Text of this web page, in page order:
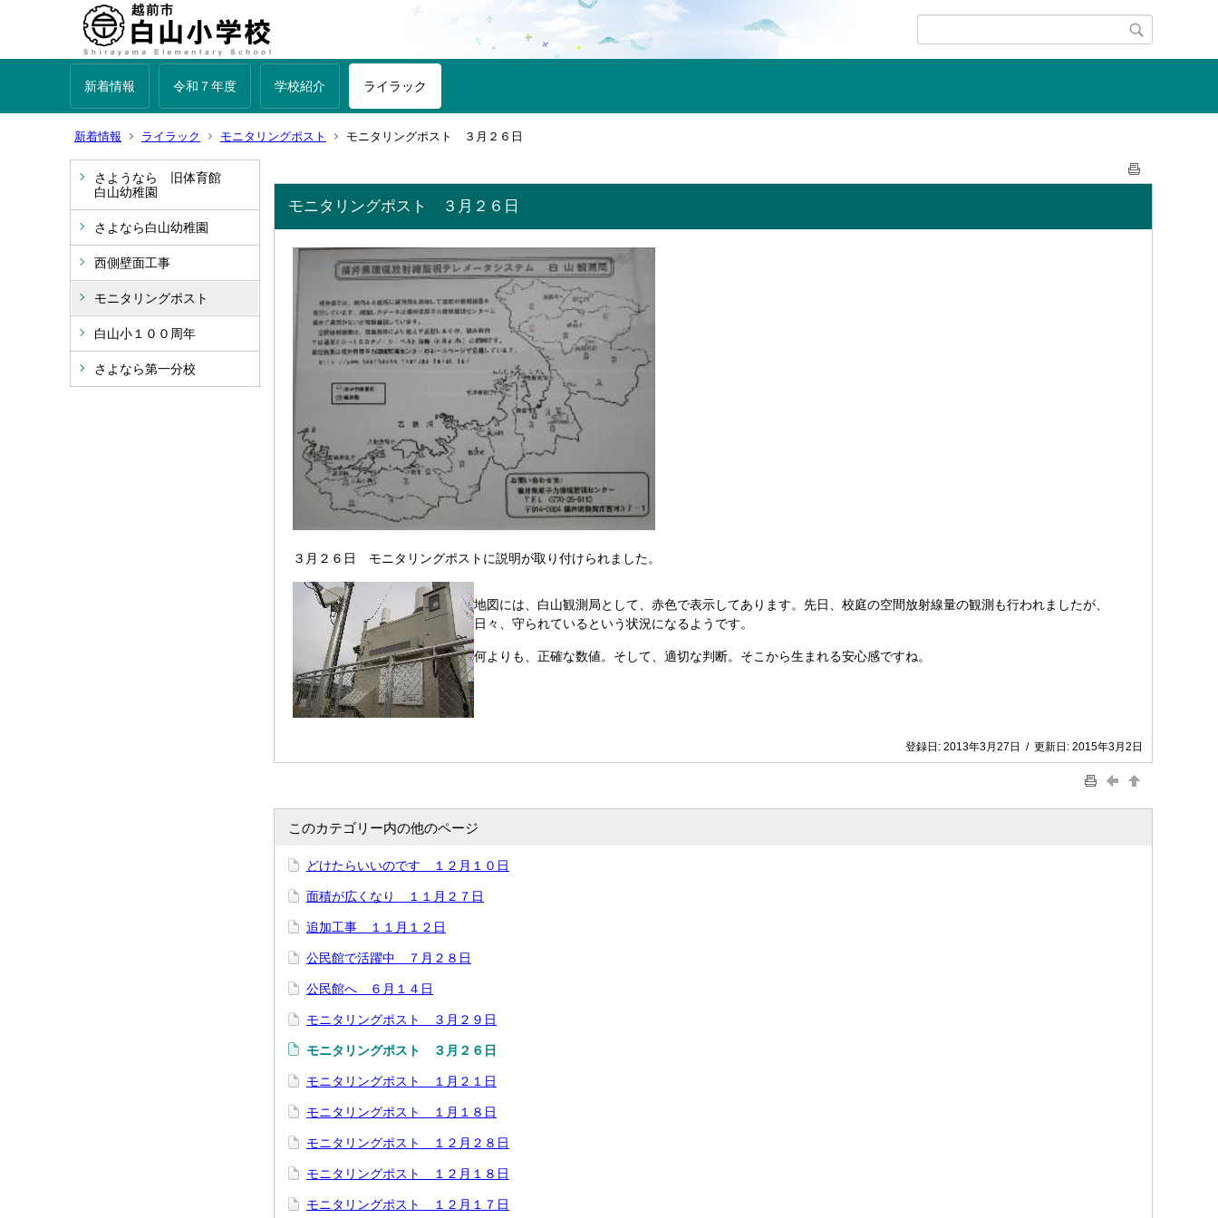
新着情報 令和７年度 学校紹介 ライラック
新着情報 ライラック モニタリングポスト モニタリングポスト ３月２６日
さようなら 旧体育館
白山幼稚園
さよなら白山幼稚園
西側壁面工事
モニタリングポスト
白山小１００周年
さよなら第一分校
モニタリングポスト ３月２６日
３月２６日 モニタリングポストに説明が取り付けられました。
地図には、白山観測局として、赤色で表示してあります。先日、校庭の空間放射線量の観測も行われましたが、
日々、守られているという状況になるようです。
何よりも、正確な数値。そして、適切な判断。そこから生まれる安心感ですね。
登録日: 2013年3月27日 / 更新日: 2015年3月2日
このカテゴリー内の他のページ
どけたらいいのです １２月１０日
面積が広くなり １１月２７日
追加工事 １１月１２日
公民館で活躍中 ７月２８日
公民館へ ６月１４日
モニタリングポスト ３月２９日
モニタリングポスト ３月２６日
モニタリングポスト １月２１日
モニタリングポスト １月１８日
モニタリングポスト １２月２８日
モニタリングポスト １２月１８日
モニタリングポスト １２月１７日